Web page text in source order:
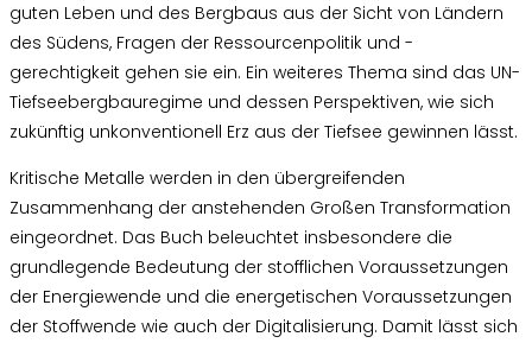
guten Leben und des Bergbaus aus der Sicht von Ländern
des Südens, Fragen der Ressourcenpolitik und -
gerechtigkeit gehen sie ein. Ein weiteres Thema sind das UN-
Tiefseebergbauregime und dessen Perspektiven, wie sich
zukünftig unkonventionell Erz aus der Tiefsee gewinnen lässt.
Kritische Metalle werden in den übergreifenden
Zusammenhang der anstehenden Großen Transformation
eingeordnet. Das Buch beleuchtet insbesondere die
grundlegende Bedeutung der stofflichen Voraussetzungen
der Energiewende und die energetischen Voraussetzungen
der Stoffwende wie auch der Digitalisierung. Damit lässt sich